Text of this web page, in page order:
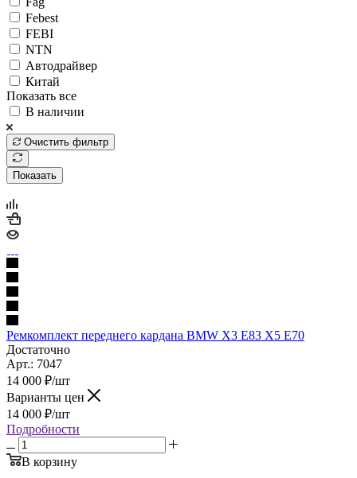
Febest
FEBI
NTN
Автодрайвер
Китай
Показать все
В наличии
Очистить фильтр
Показать
Ремкомплект переднего кардана BMW X3 E83 X5 E70
Достаточно
Арт.: 7047
14 000 ₽/шт
Варианты цен
14 000 ₽/шт
Подробности
В корзину